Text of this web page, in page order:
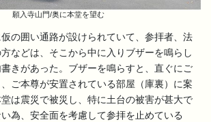
願入寺山門/奥に本堂を望む
の囲い通路が設けられていて、参拝者、法
などは、そこから中に入りブザーを鳴らし
きがあった。ブザーを鳴らすと、直ぐにご
ご本尊が安置されている部屋（庫裏）に案
は震災で被災し、特に土台の被害が甚大で
為、安全面を考慮して参拝を止めている